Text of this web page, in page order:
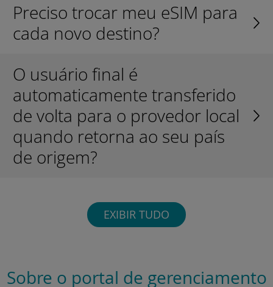
Preciso trocar meu eSIM para
cada novo destino?
O usuário final é
automaticamente transferido
de volta para o provedor local
quando retorna ao seu país
de origem?
EXIBIR TUDO
Sobre o portal de gerenciamento